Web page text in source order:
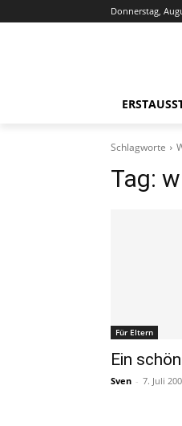
Donnerstag,
Schlagworte
Tag:
Für Eltern
Ein
Sven - 7. Juli